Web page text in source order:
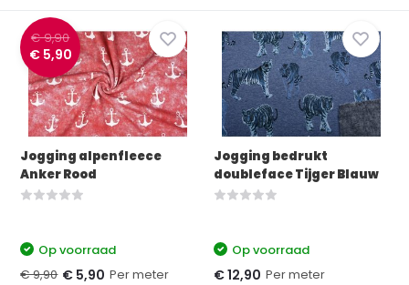
€ 9,90
€ 5,90
Jogging alpenfleece
Anker Rood
Op voorraad
€ 9,90 € 5,90 Per meter
Jogging bedrukt
doubleface Tijger Blauw
Op voorraad
€ 12,90 Per meter